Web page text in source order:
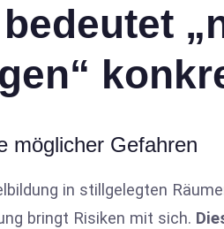
möglicher Gefahren
in stillgelegten
bringt Risiken mit sich.